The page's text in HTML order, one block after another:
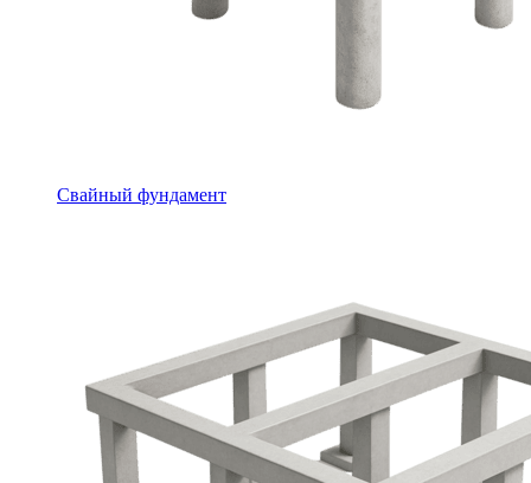
Свайный фундамент